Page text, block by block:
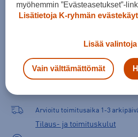
Lisää ostoskoriin
Arvioitu toimitusaika 1-3
Tilaus- ja toimituskulut
myöhemmin ”Evästeasetukset”-
Lisätietoja K-ryhmän
Lisää valintoja
Vain välttämättömät